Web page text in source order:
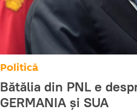
Politică
Bătălia din PNL e
GERMANIA și SUA